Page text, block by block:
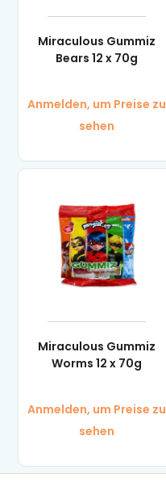
Miraculous Gummiz
Bears 12 x 70g
Anmelden, um Preise zu
sehen
Miraculous Gummiz
Worms 12 x 70g
Anmelden, um Preise zu
sehen